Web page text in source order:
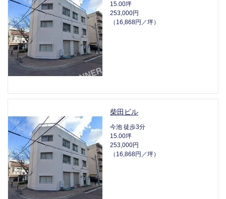
15.00坪
253,000円
（16,868円／坪）
柴田ビル
今池 徒歩3分
15.00坪
253,000円
（16,868円／坪）